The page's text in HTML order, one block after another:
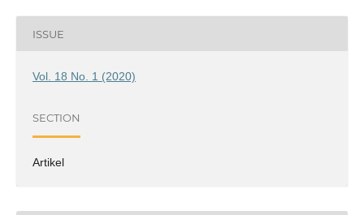
ISSUE
Vol. 18 No. 1 (2020)
SECTION
Artikel